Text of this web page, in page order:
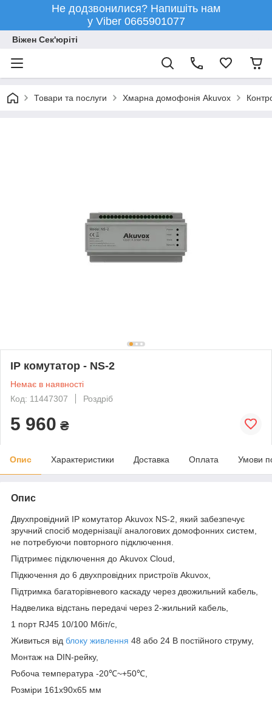
Не додзвонилися? Напишіть нам
у Viber 0665901077
Віжен Сек'юріті
Товари та послуги Хмарна домофонія Akuvox
IP комутатор - NS-2
Немає в наявності
Код: 11447307
Роздріб
5 960 ₴
Опис Характеристики Доставка Оплата Умови
Опис
Двухпровідний IP комутатор Akuvox NS-2, який забезпечує
зручний спосіб модернізації аналогових домофонних систем,
не потребуючи повторного підключення.
Підтримeє підключення до Akuvox Cloud,
Підкючення до 6 двухпровідних пристроїв Akuvox,
Підтримка багаторівневого каскаду через двожильний кабель,
Надвелика відстань передачі через 2-жильний кабель,
1 порт RJ45 10/100 Мбіт/с,
Живиться від блоку живлення 48 або 24 В постійного струму,
Монтаж на DIN-рейку,
Робоча температура -20℃~+50℃,
Розміри 161x90x65 мм